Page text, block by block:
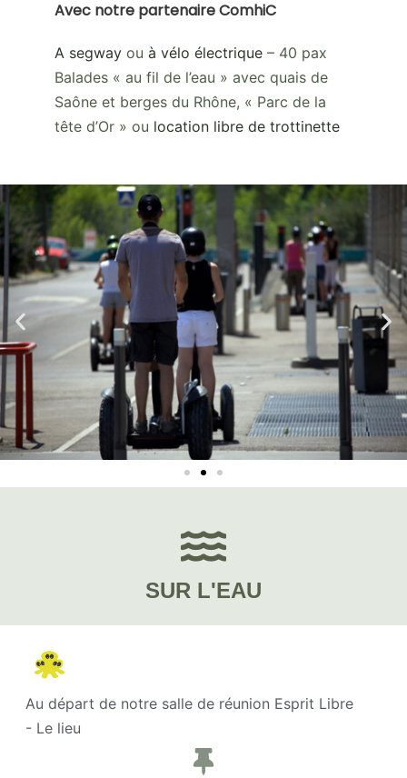
Avec notre partenaire ComhiC
A segway ou à vélo électrique – 40 pax
Balades « au fil de l’eau » avec quais de
Saône et berges du Rhône, « Parc de la
tête d’Or » ou location libre de trottinette
SUR L'EAU
Au départ de notre salle de réunion Esprit Libre
- Le lieu